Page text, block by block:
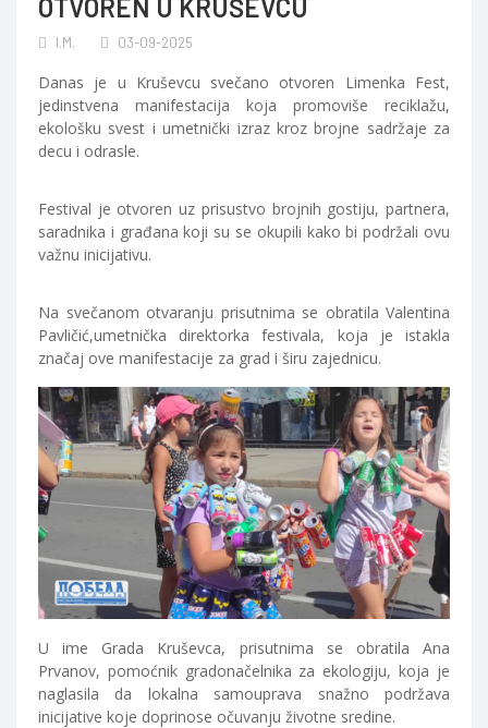
OTVOREN U KRUŠEVCU
I.M. 03-09-2025
Danas je u Kruševcu svečano otvoren Limenka Fest,
jedinstvena manifestacija koja promoviše reciklažu,
ekološku svest i umetnički izraz kroz brojne sadržaje za
decu i odrasle.
Festival je otvoren uz prisustvo brojnih gostiju, partnera,
saradnika i građana koji su se okupili kako bi podržali ovu
važnu inicijativu.
Na svečanom otvaranju prisutnima se obratila Valentina
Pavličić,umetnička direktorka festivala, koja je istakla
značaj ove manifestacije za grad i širu zajednicu.
U ime Grada Kruševca, prisutnima se obratila Ana
Prvanov, pomoćnik gradonačelnika za ekologiju, koja je
naglasila da lokalna samouprava snažno podržava
inicijative koje doprinose očuvanju životne sredine.